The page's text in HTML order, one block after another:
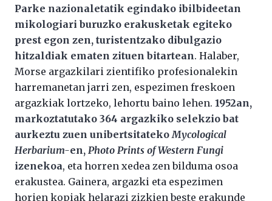
Parke nazionaletatik egindako ibilbideetan
mikologiari buruzko erakusketak egiteko
prest egon zen, turistentzako dibulgazio
hitzaldiak ematen zituen bitartean. Halaber,
Morse argazkilari zientifiko profesionalekin
harremanetan jarri zen, espezimen freskoen
argazkiak lortzeko, lehortu baino lehen. 1952an,
markoztatutako 364 argazkiko selekzio bat
aurkeztu zuen unibertsitateko Mycological
Herbarium-en, Photo Prints of Western Fungi
izenekoa, eta horren xedea zen bilduma osoa
erakustea. Gainera, argazki eta espezimen
horien kopiak helarazi zizkien beste erakunde